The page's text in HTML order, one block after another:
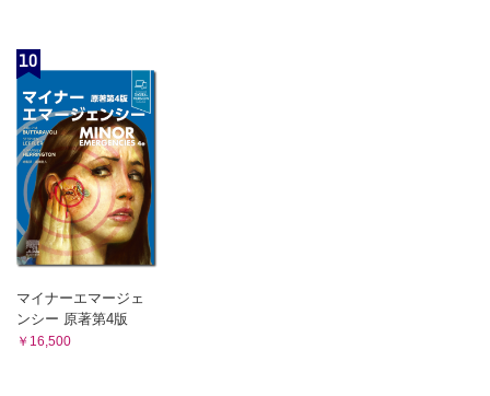
10
マイナーエマージェ
ンシー 原著第4版
￥16,500